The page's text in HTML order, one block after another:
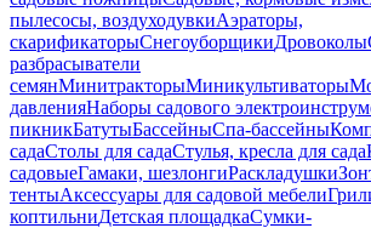
пылесосы, воздуходувкиАэраторы,
скарификаторыСнегоуборщикиДровоколы
разбрасыватели
семянМинитракторыМиникультиваторы
давленияНаборы садового
пикникБатутыБассейныСпа-бассейны
садаСтолы для садаСтулья, кресла для сада
садовыеГамаки, шезлонгиРаскладушки
тентыАксессуары для садовой мебели
коптильниДетская площадкаСумки-